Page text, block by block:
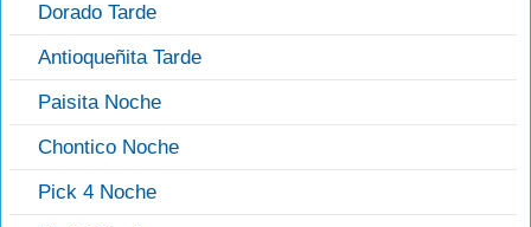
Dorado Tarde
Antioqueñita Tarde
Paisita Noche
Chontico Noche
Pick 4 Noche